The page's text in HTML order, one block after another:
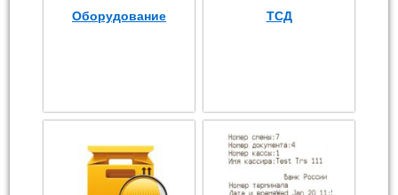
Оборудование ТСД